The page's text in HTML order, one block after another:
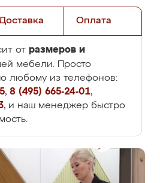
Оплата
от размеров и
мебели. Просто
любому из телефонов:
, 8 (495) 665-24-01,
, и наш менеджер быстро